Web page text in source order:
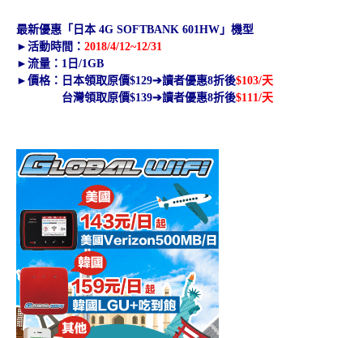
最新優惠「日本 4G SOFTBANK 601HW」機型
►活動時間： 2018/4/12~12/31
►流量：1日/1GB
►價格：日本領取原價$129➔讀者優惠8折後$103/天
台灣領取原價$139➔讀者優惠8折後$111/天